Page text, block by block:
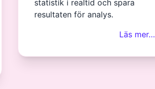
statistik i realtid och spara
resultaten för analys.
Läs mer…